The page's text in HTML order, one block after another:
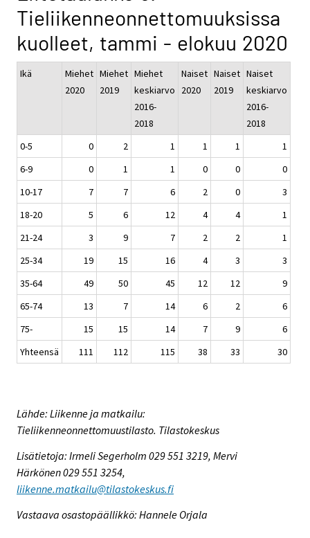
Tieliikenneonnettomuuksissa
kuolleet, tammi - elokuu 2020
Ikä
Miehet
2020
Miehet
2019
Miehet
keskiarvo
2016-
2018
Naiset
2020
Naiset
2019
Naiset
keskiarvo
2016-
2018
0-5
0 2 1 1 1
1
6-9
0 1 1 0 0
0
10-17
7 7 6 2 0
3
18-20
5 6 12 4 4
1
21-24
3 9 7 2 2
1
25-34
19 15 16 4 3
3
35-64
49 50 45 12 12
9
65-74
13 7 14 6 2
6
75-
15 15 14 7 9
6
Yhteensä
111 112 115 38 33 30
Lähde: Liikenne ja matkailu:
Tieliikenneonnettomuustilasto. Tilastokeskus
Lisätietoja: Irmeli Segerholm 029 551 3219, Mervi
Härkönen 029 551 3254,
liikenne.matkailu@tilastokeskus.fi
Vastaava osastopäällikkö: Hannele Orjala